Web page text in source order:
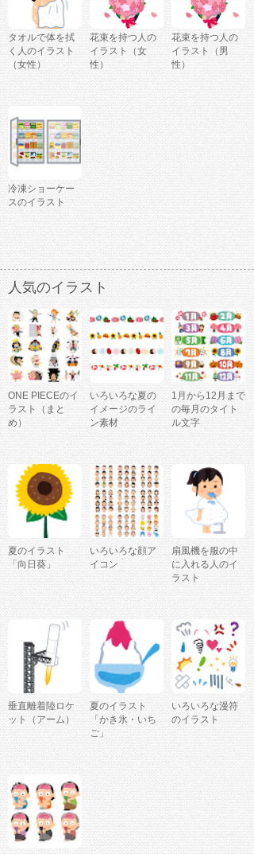
タオルで体を拭
く人のイラスト
（女性）
花束を持つ人の
イラスト（女
性）
花束を持つ人の
イラスト（男
性）
冷凍ショーケー
スのイラスト
人気のイラスト
ONE PIECEのイ
ラスト（まと
め）
いろいろな夏の
イメージのライ
ン素材
1月から12月まで
の毎月のタイト
ル文字
夏のイラスト
「向日葵」
いろいろな顔ア
イコン
扇風機を服の中
に入れる人のイ
ラスト
垂直離着陸ロケ
ット（アーム）
夏のイラスト
「かき氷・いち
ご」
いろいろな漫符
のイラスト